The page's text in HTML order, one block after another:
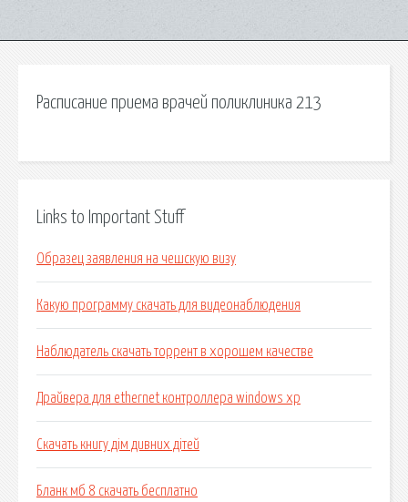
Расписание приема врачей поликлиника 213
Links to Important Stuff
Образец заявления на чешскую визу
Какую программу скачать для видеонаблюдения
Наблюдатель скачать торрент в хорошем качестве
Драйвера для ethernet контроллера windows xp
Скачать книгу дім дивних дітей
Бланк мб 8 скачать бесплатно